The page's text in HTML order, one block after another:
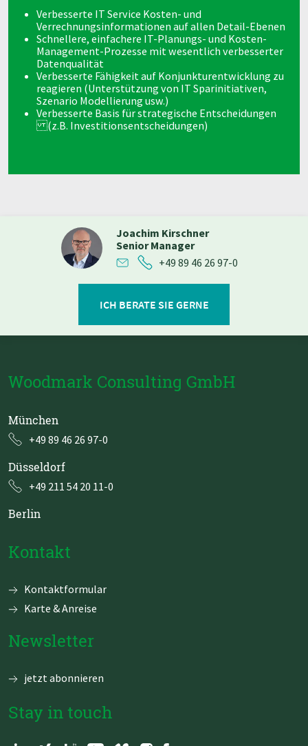
Verbesserte IT Service Kosten- und
Verrechnungsinformationen auf allen Detail-Ebenen
Schnellere, einfachere IT-Planungs- und Kosten-
Management-Prozesse mit wesentlich verbesserter
Datenqualität
Verbesserte Fähigkeit auf Konjunkturentwicklung zu
reagieren (Unterstützung von IT Sparinitiativen,
Szenario Modellierung usw.)
Verbesserte Basis für strategische Entscheidungen
(z.B. Investitionsentscheidungen)
Joachim Kirschner
Senior Manager
+49 89 46 26 97-0
ICH BERATE SIE GERNE
Woodmark Consulting GmbH
München
+49 89 46 26 97-0
Düsseldorf
+49 211 54 20 11-0
Berlin
Kontakt
Navigation
Kontaktformular
Karte & Anreise
Newsletter
jetzt abonnieren
Stay in touch